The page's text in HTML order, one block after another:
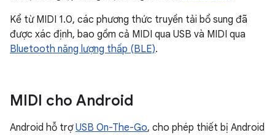
Kể từ MIDI 1.0, các phương thức truyền tải bổ sung đã
được xác định, bao gồm cả MIDI qua USB và MIDI qua
Bluetooth năng lượng thấp (BLE).
MIDI cho Android
Android hỗ trợUSB On-The-Go, cho phép thiết bị Android